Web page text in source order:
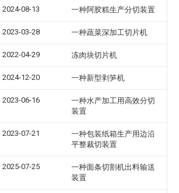
2024-08-13 一种阿胶糕生产分切装置
2023-03-28 一种蔬菜深加工切片机
2022-04-29 冻肉块切片机
2024-12-20 一种新型剥笋机
2023-06-16
一种水产加工用高效分切
装置
2023-07-21
一种包装纸箱生产用边沿
平整裁切装置
2025-07-25
一种面条切割机出料输送
装置